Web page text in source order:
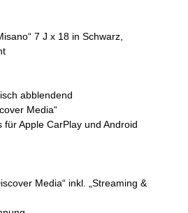
7 J x 18 in Schwarz,
abblendend
Media“
für Apple CarPlay und Android
Media“ inkl. „Streaming &